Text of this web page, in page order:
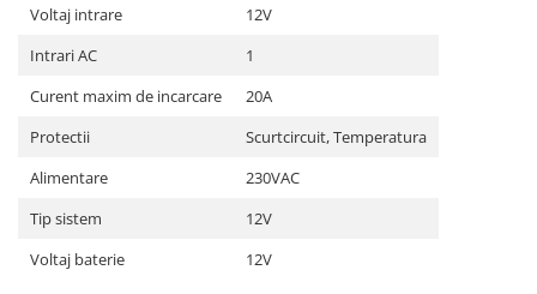
Voltaj intrare
12V
Intrari AC
1
Curent maxim de incarcare
20A
Protectii
Scurtcircuit, Temperatura
Alimentare
230VAC
Tip sistem
12V
Voltaj baterie
12V